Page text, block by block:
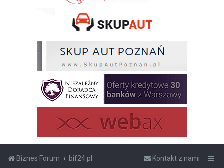
Biznes Forum bif24.pl Kontakt z nami